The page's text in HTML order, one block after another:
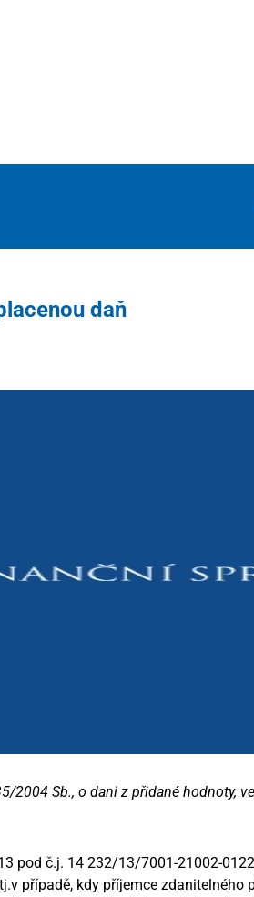
daň
2004 Sb., o dani z přidané hodnoty,
pod č.j. 14 232/13/7001-21002-
případě, kdy příjemce zdanitelného